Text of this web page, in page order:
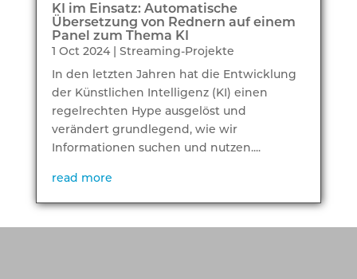
KI im Einsatz: Automatische
Übersetzung von Rednern auf einem
Panel zum Thema KI
1 Oct 2024| Streaming-Projekte
In den letzten Jahren hat die Entwicklung
der Künstlichen Intelligenz (KI) einen
regelrechten Hype ausgelöst und
verändert grundlegend, wie wir
Informationen suchen und nutzen....
read more